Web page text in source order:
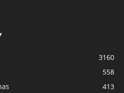
3160
558
413